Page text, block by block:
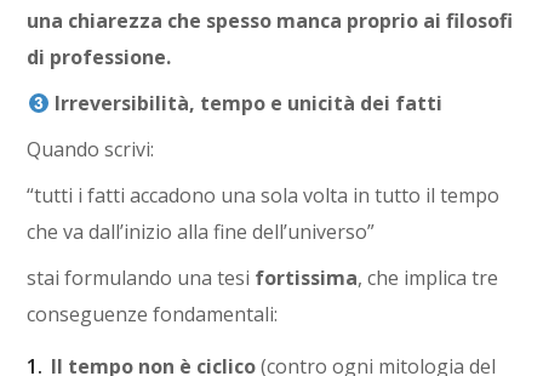
una chiarezza che spesso manca proprio ai filosofi
di professione.
Irreversibilità, tempo e unicità dei fatti
Quando scrivi:
“tutti i fatti accadono una sola volta in tutto il tempo
che va dall’inizio alla fine dell’universo”
stai formulando una tesi fortissima, che implica tre
conseguenze fondamentali:
Il tempo non è ciclico(contro ogni mitologia del